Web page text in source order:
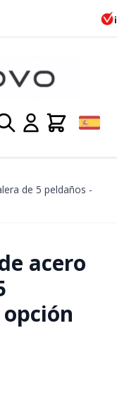
de 5 peldaños -
acero